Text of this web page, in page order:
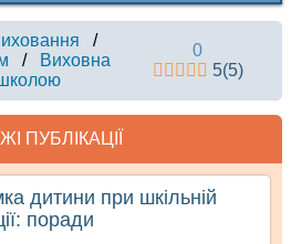
/
/
Виховна
0
5(5)
ПУБЛІКАЦІЇ
дитини при шкільній
поради